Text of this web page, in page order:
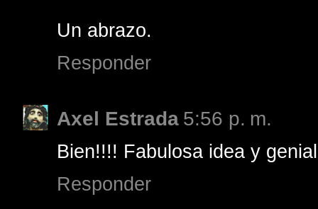
Un abrazo.
Responder
Axel Estrada 5:56 p. m.
Bien!!!! Fabulosa idea y
Responder